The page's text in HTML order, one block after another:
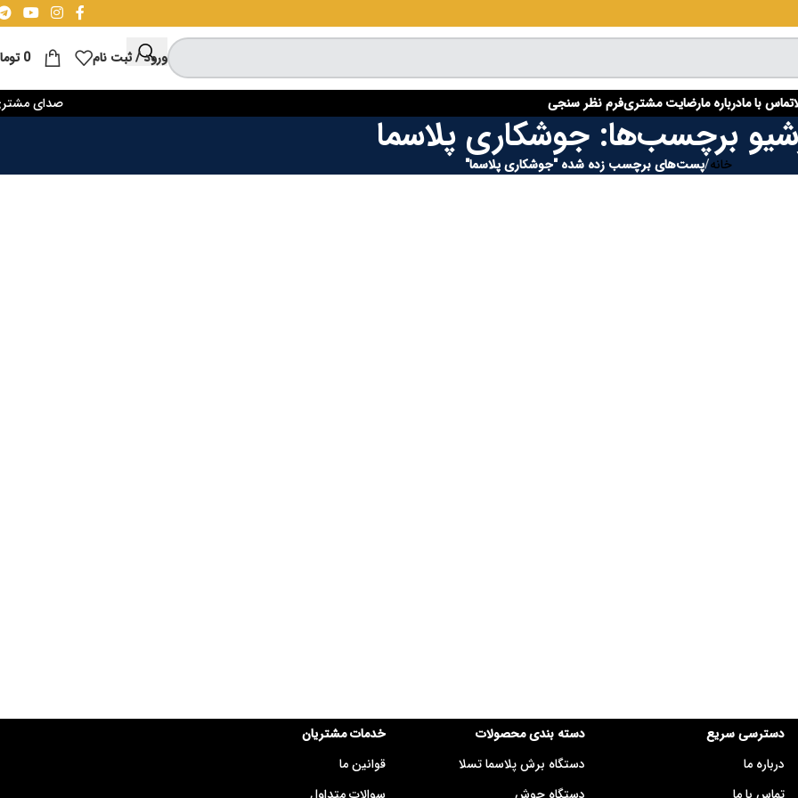
ورود / ثبت نام 0
تماس با مادرباره مارضایت مشتریفرم نظر سنجی صدای
برچسب‌ها: جوشکاری پلاسما
خانه/پست‌های برچسب زده شده "جوشکاری پلاسما"
دسترسی سریع
درباره ما
دسته بندی محصولات
دستگاه برش پلاسما تسلا
خدمات مشتریان
قوانین ما